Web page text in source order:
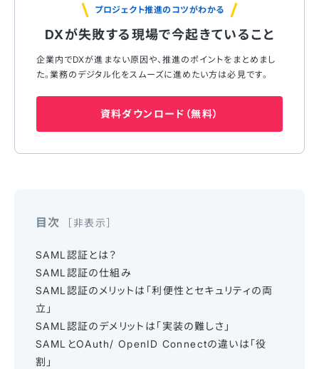
プロジェクト推進のコツがわかる
DXが失敗する現場で今起きていること
企業内でDXが進まない原因や、推進のポイントをまとめまし
た。業務のデジタル化をスムーズに進めたい方は必見です。
資料ダウンロード（無料）
目次 非表示
SAML認証とは？
SAML認証の仕組み
SAML認証のメリットは「利便性とセキュリティの両
立」
SAML認証のデメリットは「実装の難しさ」
SAMLとOAuth/ OpenID Connectの違いは「役
割」